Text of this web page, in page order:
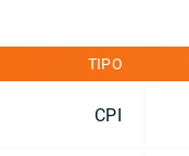
TIPO
CPI